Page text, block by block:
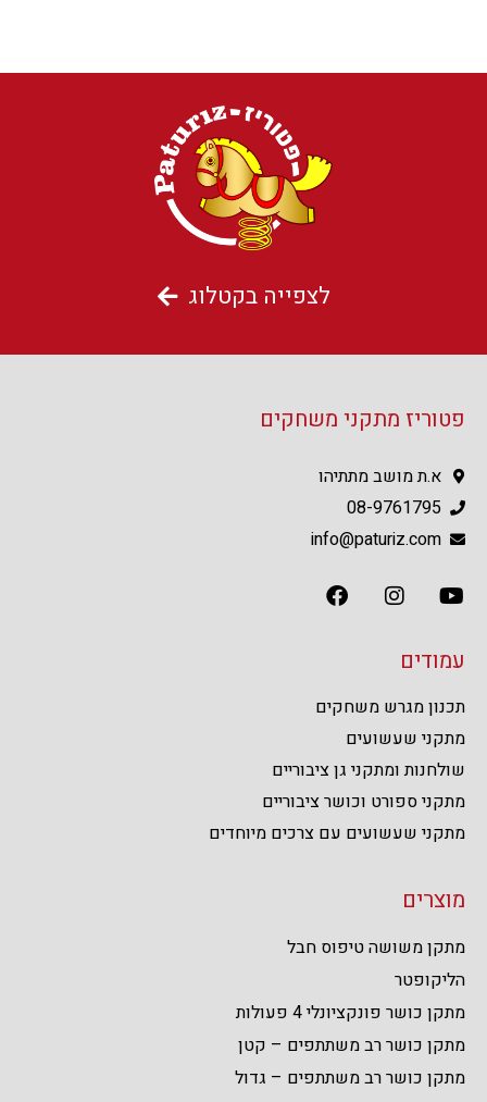
לצפייה בקטלוג
פטוריז מתקני משחקים
א.ת מושב מתתיהו
08-9761795
info@paturiz.com
עמודים
תכנון מגרש משחקים
מתקני שעשועים
שולחנות ומתקני גן ציבוריים
מתקני ספורט וכושר ציבוריים
מתקני שעשועים עם צרכים מיוחדים
מוצרים
מתקן משושה טיפוס חבל
הליקופטר
מתקן כושר פונקציונלי 4 פעולות
מתקן כושר רב משתתפים – קטן
מתקן כושר רב משתתפים – גדול